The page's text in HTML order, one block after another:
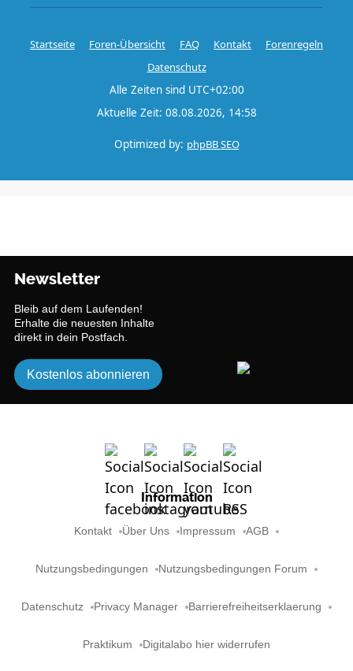
Startseite Foren-Übersicht FAQ Kontakt
Forenregeln
Datenschutz
Alle Zeiten sind UTC+02:00
Aktuelle Zeit: 08.08.2026, 14:58
Optimized by: phpBB SEO
Newsletter
Bleib auf dem Laufenden!
Erhalte die neuesten Inhalte
direkt in dein Postfach.
Kostenlos abonnieren
Information
Kontakt Über Uns Impressum AGB
Nutzungsbedingungen Nutzungsbedingungen Forum
Datenschutz Privacy Manager Barrierefreiheitserklaerung
Praktikum Digitalabo hier widerrufen